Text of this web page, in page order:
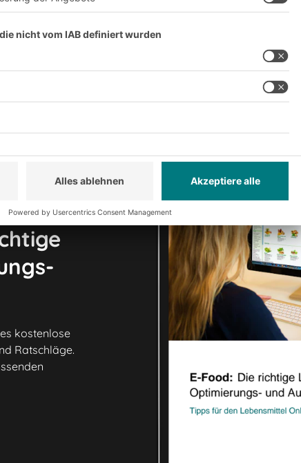
im Supermarkt und bei der "digitalen Geldbörse". Die
des Smartphones zur Bezahlung (Scan & Go App).
Information und Ausbildung der Mitarbeiter sowie
kostenlose
Ratschläge.